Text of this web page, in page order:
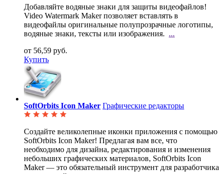
Добавляйте водяные знаки для защиты видеофайлов!
Video Watermark Maker позволяет вставлять в
видеофайлы оригинальные полупрозрачные логотипы,
водяные знаки, тексты или изображения. ...
от 56,59 руб.
Купить
SoftOrbits Icon Maker Графические редакторы
Создайте великолепные иконки приложения с помощью
SoftOrbits Icon Maker! Предлагая вам все, что
необходимо для дизайна, редактирования и изменения
небольших графических материалов, SoftOrbits Icon
Maker — это обязательный инструмент для разработчика